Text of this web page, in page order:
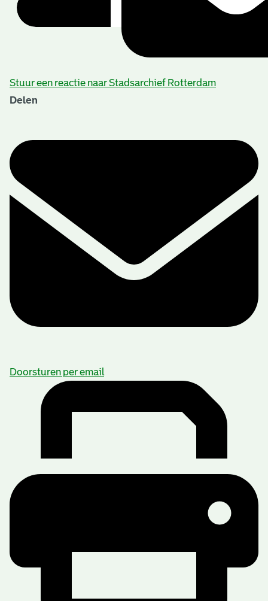
Stuur een reactie naar Stadsarchief Rotterdam
Delen
Doorsturen per email